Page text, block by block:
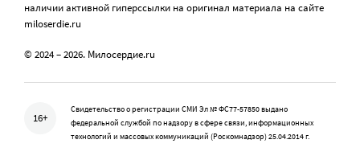
наличии активной гиперссылки на оригинал материала на сайте
miloserdie.ru
© 2024 – 2026. Милосердие.ru
16+
Свидетельство о регистрации СМИ Эл № ФС77-57850 выдано
федеральной службой по надзору в сфере связи, информационных
технологий и массовых коммуникаций (Роскомнадзор) 25.04.2014 г.